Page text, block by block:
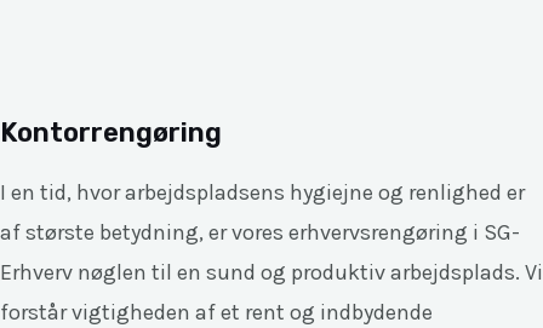
Kontorrengøring
I en tid, hvor arbejdspladsens hygiejne og renlighed er
af største betydning, er vores erhvervsrengøring i SG-
Erhverv nøglen til en sund og produktiv arbejdsplads. Vi
forstår vigtigheden af et rent og indbydende